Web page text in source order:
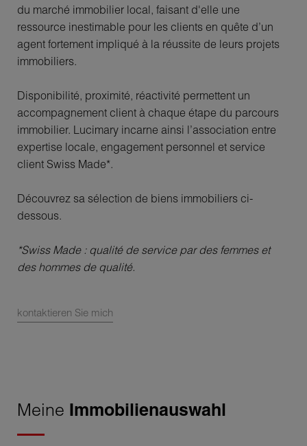
du marché immobilier local, faisant d'elle une
ressource inestimable pour les clients en quête d’un
agent fortement impliqué à la réussite de leurs projets
immobiliers.
Disponibilité, proximité, réactivité permettent un
accompagnement client à chaque étape du parcours
immobilier. Lucimary incarne ainsi l’association entre
expertise locale, engagement personnel et service
client Swiss Made*.
Découvrez sa sélection de biens immobiliers ci-
dessous.
*Swiss Made : qualité de service par des femmes et
des hommes de qualité.
kontaktieren Sie mich
Meine Immobilienauswahl